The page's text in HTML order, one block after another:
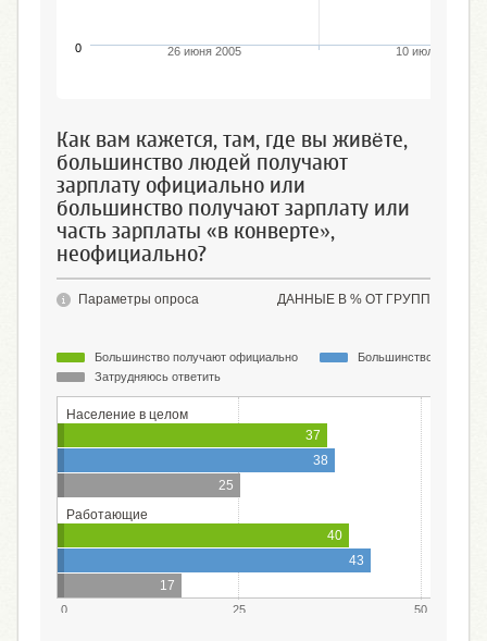
26 июня 2005 10 июля 2011
0
Как вам кажется, там, где вы живёте,
большинство людей получают
зарплату официально или
большинство получают зарплату или
часть зарплаты «в конверте»,
неофициально?
ДАННЫЕ В % ОТ ГРУПП
Параметры опроса
Большинство получают официально
Большинство
Затрудняюсь ответить
Население в целом
37
38
25
Работающие
40
43
17
0 25 50